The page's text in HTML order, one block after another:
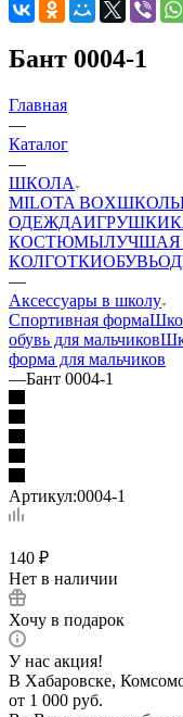
Бант 0004-1
Главная
—
Каталог
—
ШКОЛА
MILOTA BOX
ОДЕЖДАИГРУШКИ
КОСТЮМЫЛУЧШАЯ
КОЛГОТКИОБУВЬ
—
Аксессуары в школу
Спортивная форма
обувь для мальчиков
форма для мальчиков
—Бант 0004-1
Артикул:0004-1
140 ₽
Нет в наличии
Хочу в подарок
У нас акция!
В Хабаровске,
от 1 000 руб.